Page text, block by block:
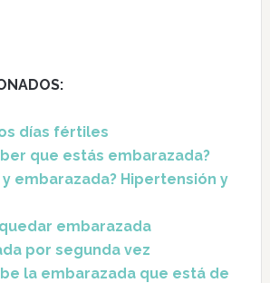
días fértiles
que estás embarazada?
y embarazada? Hipertensión y
embarazada
por segunda vez
la embarazada que está de